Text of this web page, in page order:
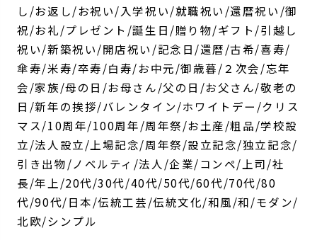
し/お返し/お祝い/入学祝い/就職祝い/還暦祝い/御
祝/お礼/プレゼント/誕生日/贈り物/ギフト/引越し
祝い/新築祝い/開店祝い/記念日/還暦/古希/喜寿/
傘寿/米寿/卒寿/白寿/お中元/御歳暮/２次会/忘年
会/家族/母の日/お母さん/父の日/お父さん/敬老の
日/新年の挨拶/バレンタイン/ホワイトデー/クリス
マス/10周年/100周年/周年祭/お土産/粗品/学校設
立/法人設立/上場記念/周年祭/設立記念/独立記念/
引き出物/ノベルティ/法人/企業/コンペ/上司/社
長/年上/20代/30代/40代/50代/60代/70代/80
代/90代/日本/伝統工芸/伝統文化/和風/和/モダン/
北欧/シンプル